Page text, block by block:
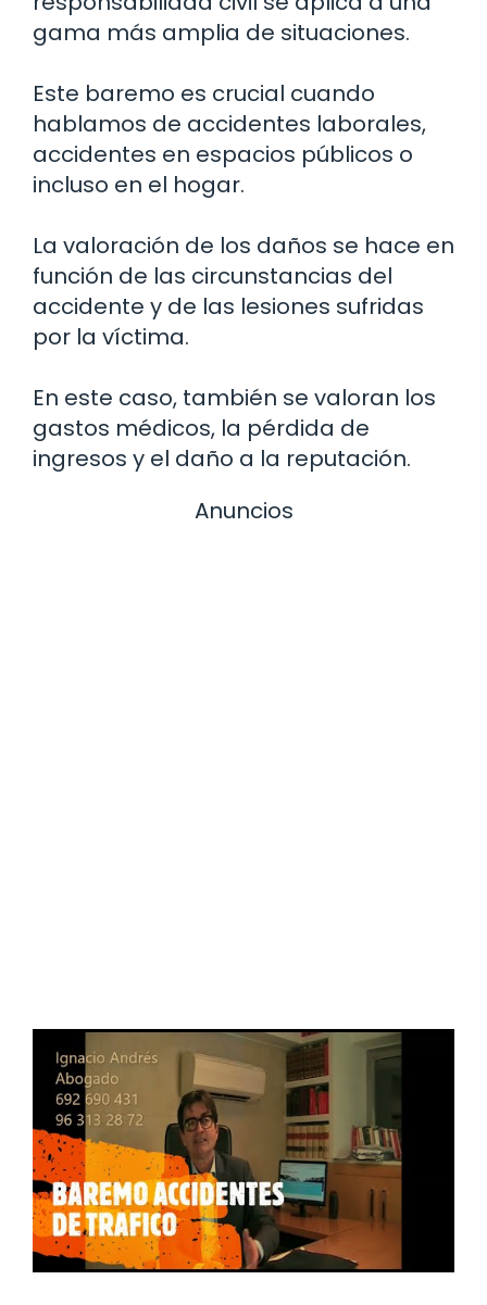
gama más amplia de situaciones.
Este baremo es crucial cuando
hablamos de accidentes laborales,
accidentes en espacios públicos o
incluso en el hogar.
La valoración de los daños se hace en
función de las circunstancias del
accidente y de las lesiones sufridas
por la víctima.
En este caso, también se valoran los
gastos médicos, la pérdida de
ingresos y el daño a la reputación.
Anuncios